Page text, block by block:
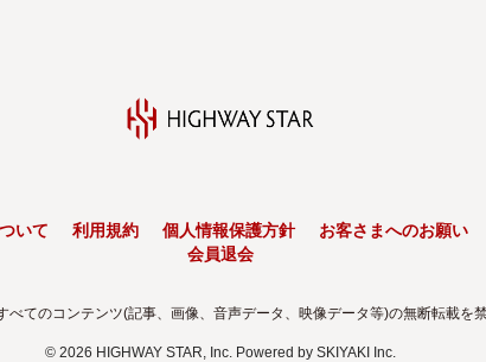
いて 利用規約 個人情報保護方針
お客さまへのお願い
会員退会
べてのコンテンツ(記事、画像、音声データ、映像データ等)の無断転載を
© 2026 HIGHWAY STAR, Inc. Powered by SKIYAKI Inc.